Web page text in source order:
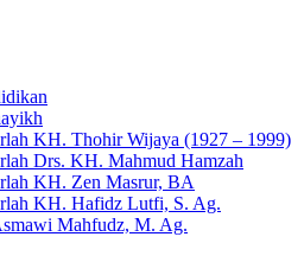
KH. Thohir Wijaya (1927 – 1999)
Drs. KH. Mahmud Hamzah
KH. Zen Masrur, BA
KH. Hafidz Lutfi, S. Ag.
Mahfudz, M. Ag.